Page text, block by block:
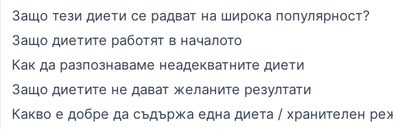
Защо тези диети се радват на широка популярност?
Защо диетите работят в началото
Как да разпознаваме неадекватните диети
Защо диетите не дават желаните резултати
Какво е добре да съдържа една диета / хранителен